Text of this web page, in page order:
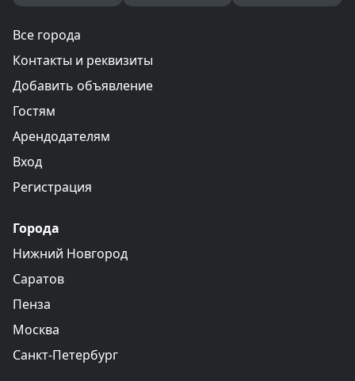
Все города
Контакты и реквизиты
Добавить объявление
Гостям
Арендодателям
Вход
Регистрация
Города
Нижний Новгород
Саратов
Пенза
Москва
Санкт-Петербург